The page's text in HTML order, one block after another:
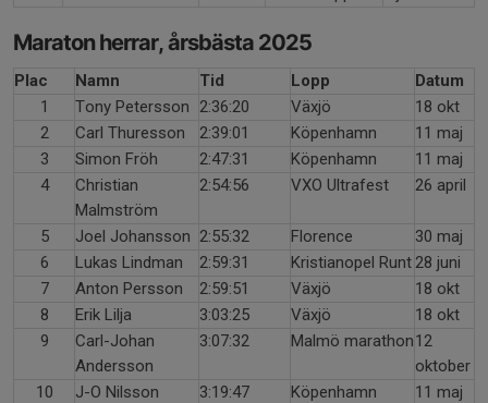
Maraton herrar, årsbästa 2025
Plac Namn Tid Lopp
Datum
1
Tony Petersson 2:36:20 Växjö
18 okt
2
Carl Thuresson 2:39:01 Köpenhamn
11 maj
3
Simon Fröh 2:47:31 Köpenhamn
11 maj
4
Christian
Malmström
2:54:56 VXO Ultrafest 26 april
5 Joel Johansson 2:55:32 Florence
30 maj
6
Lukas Lindman 2:59:31 Kristianopel Runt28 juni
7
Anton Persson 2:59:51 Växjö
18 okt
8
Erik Lilja 3:03:25 Växjö
18 okt
9
Carl-Johan
Andersson
3:07:32 Malmö marathon12
oktober
10
J-O Nilsson 3:19:47 Köpenhamn
11 maj